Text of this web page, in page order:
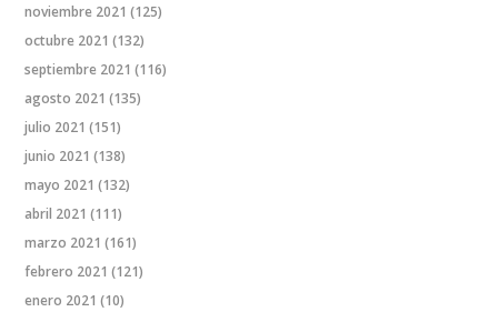
noviembre 2021 (125)
octubre 2021 (132)
septiembre 2021 (116)
agosto 2021 (135)
julio 2021 (151)
junio 2021 (138)
mayo 2021 (132)
abril 2021 (111)
marzo 2021 (161)
febrero 2021 (121)
enero 2021 (10)